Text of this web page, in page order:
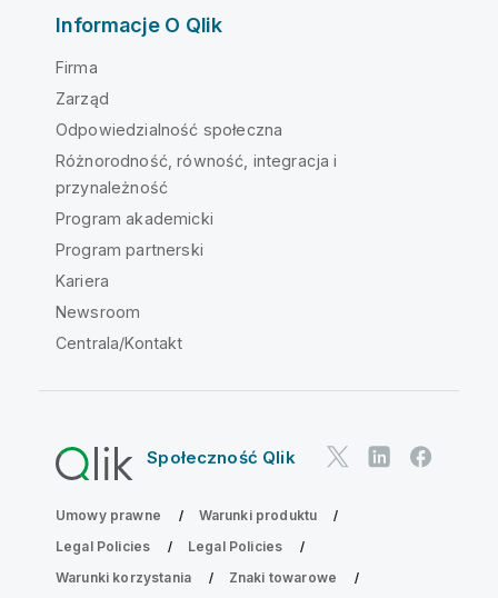
Informacje O Qlik
Firma
Zarząd
Odpowiedzialność społeczna
Różnorodność, równość, integracja i
przynależność
Program akademicki
Program partnerski
Kariera
Newsroom
Centrala/Kontakt
Społeczność Qlik
Umowy prawne
Warunki produktu
Legal Policies
Legal Policies
Warunki korzystania
Znaki towarowe